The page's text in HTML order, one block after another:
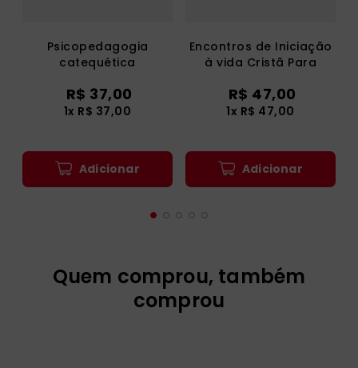
Psicopedagogia
catequética
R$ 37,00
1x R$ 37,00
Adicionar
Encontros de Iniciação
à vida Cristã Para
R$ 47,00
1x R$ 47,00
Adicionar
Quem comprou, também
comprou